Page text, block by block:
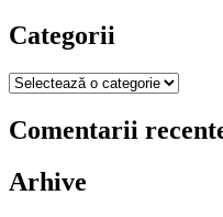
Categorii
Categorii
Comentarii
Arhive